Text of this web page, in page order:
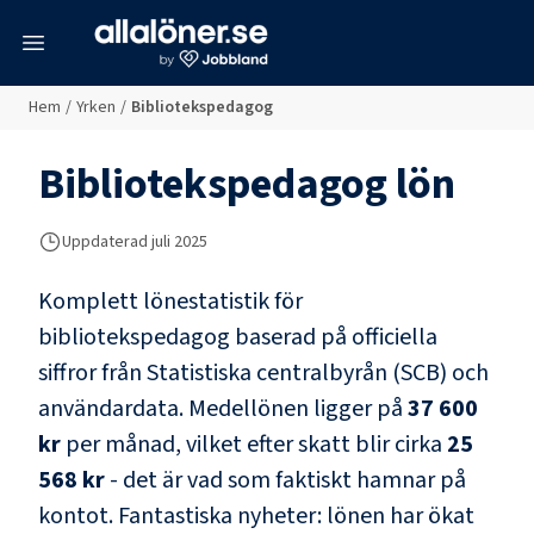
Hem / Yrken / Bibliotekspedagog
Bibliotekspedagoglön
Uppdaterad juli 2025
Komplett lönestatistik för
bibliotekspedagog baserad på officiella
siffror från Statistiska centralbyrån (SCB) och
användardata. Medellönen ligger på37 600
kr per månad, vilket efter skatt blir cirka 25
568 kr- det är vad som faktiskt hamnar på
kontot. Fantastiska nyheter: lönen har ökat